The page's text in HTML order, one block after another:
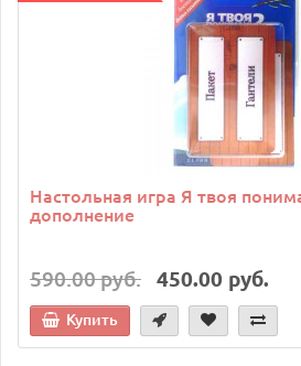
Настольная игра Я твоя
дополнение
590.00 руб. 450.00 руб.
Купить